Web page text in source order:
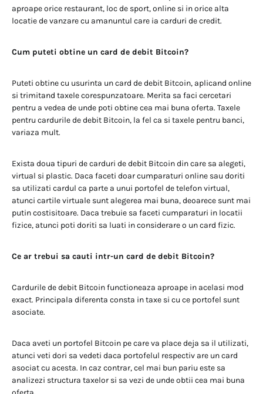
aproape orice restaurant, loc de sport, online si in orice alta
locatie de vanzare cu amanuntul care ia carduri de credit.
Cum puteti obtine un card de debit Bitcoin?
Puteti obtine cu usurinta un card de debit Bitcoin, aplicand online
si trimitand taxele corespunzatoare. Merita sa faci cercetari
pentru a vedea de unde poti obtine cea mai buna oferta. Taxele
pentru cardurile de debit Bitcoin, la fel ca si taxele pentru banci,
variaza mult.
Exista doua tipuri de carduri de debit Bitcoin din care sa alegeti,
virtual si plastic. Daca faceti doar cumparaturi online sau doriti
sa utilizati cardul ca parte a unui portofel de telefon virtual,
atunci cartile virtuale sunt alegerea mai buna, deoarece sunt mai
putin costisitoare. Daca trebuie sa faceti cumparaturi in locatii
fizice, atunci poti doriti sa luati in considerare o un card fizic.
Ce ar trebui sa cauti intr-un card de debit Bitcoin?
Cardurile de debit Bitcoin functioneaza aproape in acelasi mod
exact. Principala diferenta consta in taxe si cu ce portofel sunt
asociate.
Daca aveti un portofel Bitcoin pe care va place deja sa il utilizati,
atunci veti dori sa vedeti daca portofelul respectiv are un card
asociat cu acesta. In caz contrar, cel mai bun pariu este sa
analizezi structura taxelor si sa vezi de unde obtii cea mai buna